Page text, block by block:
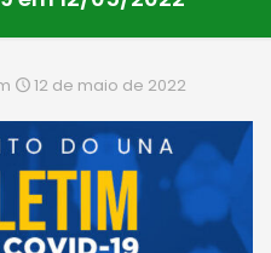
12 de maio de 2022